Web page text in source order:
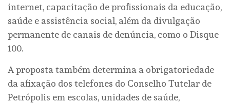
internet, capacitação de profissionais da educação,
saúde e assistência social, além da divulgação
permanente de canais de denúncia, como o Disque
100.
A proposta também determina a obrigatoriedade
da afixação dos telefones do Conselho Tutelar de
Petrópolis em escolas, unidades de saúde,